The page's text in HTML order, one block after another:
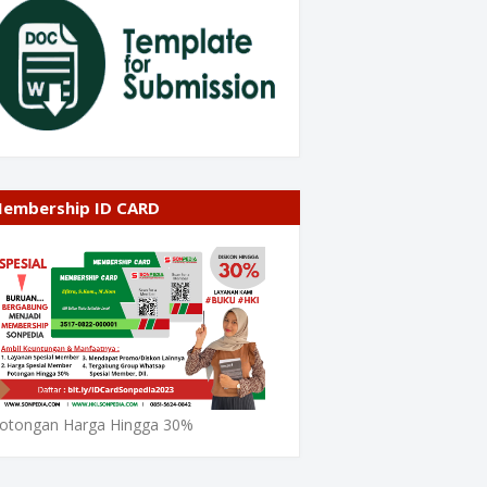
ID CARD
Harga Hingga 30%